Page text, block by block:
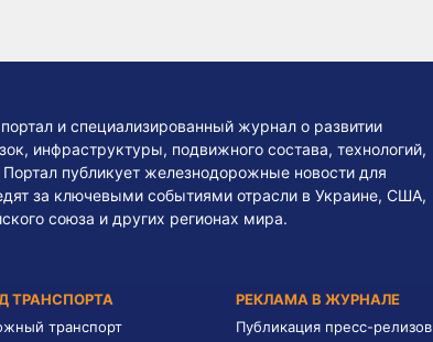
и специализированный журнал о развитии
инфраструктуры, подвижного состава, технологий,
публикует железнодорожные новости для
за ключевыми событиями отрасли в Украине, США,
союза и других регионах мира.
ТРАНСПОРТА
транспорт
РЕКЛАМА В ЖУРНАЛЕ
Публикация пресс-релизов